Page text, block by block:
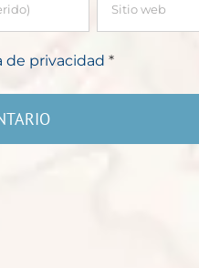
de privacidad*